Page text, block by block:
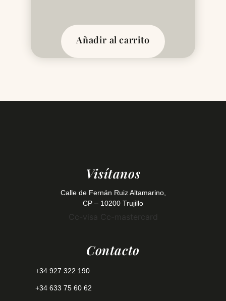
Añadir al carrito
Visítanos
Calle de Fernán Ruiz Altamarino,
CP – 10200 Trujillo
Cc-visa Cc-mastercard
Contacto
+34 927 322 190
+34 633 75 60 62